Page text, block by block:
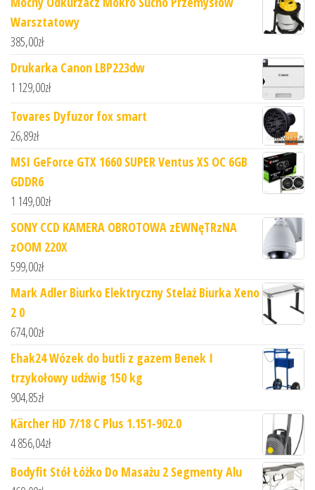
Warsztatowy
385,00zł
Drukarka Canon LBP223dw
1 129,00zł
Tovares Dyfuzor fox smart
26,89zł
MSI GeForce GTX 1660 SUPER Ventus XS OC 6GB
GDDR6
1 149,00zł
SONY CCD KAMERA OBROTOWA zEWNęTRzNA
zOOM 220X
599,00zł
Mark Adler Biurko Elektryczny Stelaż Biurka Xeno
2 0
674,00zł
Ehak24 Wózek do butli z gazem Benek I
trzykołowy udźwig 150 kg
904,85zł
Kärcher HD 7/18 C Plus 1.151-902.0
4 856,04zł
Bodyfit Stół Łóżko Do Masażu 2 Segmenty Alu